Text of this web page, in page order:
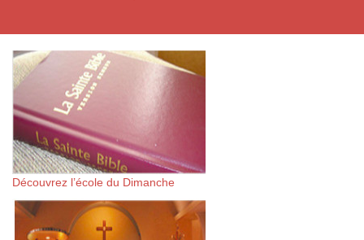
Découvrez l’école du Dimanche